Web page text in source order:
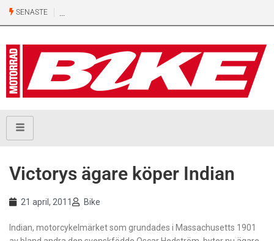
SENASTE
Victorys ägare köper Indian
21 april, 2011 Bike
Indian, motorcykelmärket som grundades i Massachusetts 1901